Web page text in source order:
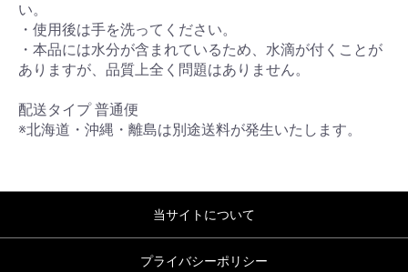
い。
・使用後は手を洗ってください。
・本品には水分が含まれているため、水滴が付くことが
ありますが、品質上全く問題はありません。
配送タイプ 普通便
※北海道・沖縄・離島は別途送料が発生いたします。
当サイトについて
プライバシーポリシー